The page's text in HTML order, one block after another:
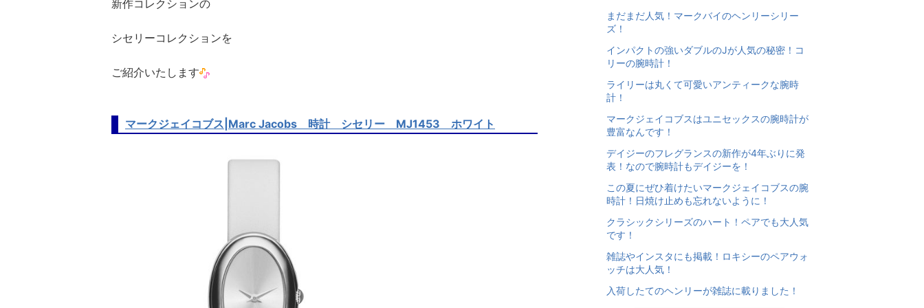
新作コレクションの
シセリーコレクションを
ご紹介いたします
マークジェイコブス|Marc Jacobs 時計 シセリー MJ1453 ホワイト
まだまだ人気！マークバイのヘンリーシリー
ズ！
インパクトの強いダブルのJが人気の秘密！コ
リーの腕時計！
ライリーは丸くて可愛いアンティークな腕時
計！
マークジェイコブスはユニセックスの腕時計が
豊富なんです！
デイジーのフレグランスの新作が4年ぶりに発
表！なので腕時計もデイジーを！
この夏にぜひ着けたいマークジェイコブスの腕
時計！日焼け止めも忘れないように！
クラシックシリーズのハート！ペアでも大人気
です！
雑誌やインスタにも掲載！ロキシーのペアウォ
ッチは大人気！
入荷したてのヘンリーが雑誌に載りました！